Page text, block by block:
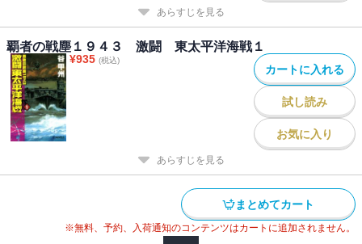
あらすじを見る
覇者の戦塵１９４３ 激闘 東太平洋海戦１
¥935 (税込)
カートに入れる
試し読み
お気に入り
あらすじを見る
まとめてカート
※無料、予約、入荷通知のコンテンツはカートに追加されません。